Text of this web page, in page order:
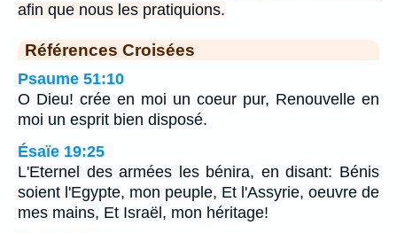
afin que nous les pratiquions.
Références Croisées
Psaume 51:10
O Dieu! crée en moi un coeur pur, Renouvelle en
moi un esprit bien disposé.
Ésaïe 19:25
L'Eternel des armées les bénira, en disant: Bénis
soient l'Egypte, mon peuple, Et l'Assyrie, oeuvre de
mes mains, Et Israël, mon héritage!